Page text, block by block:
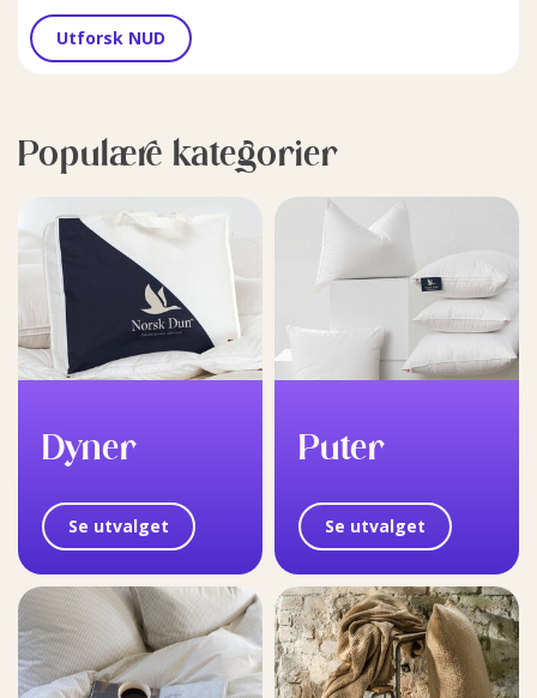
Utforsk NUD
Populære kategorier
Dyner
Se utvalget
Puter
Se utvalget